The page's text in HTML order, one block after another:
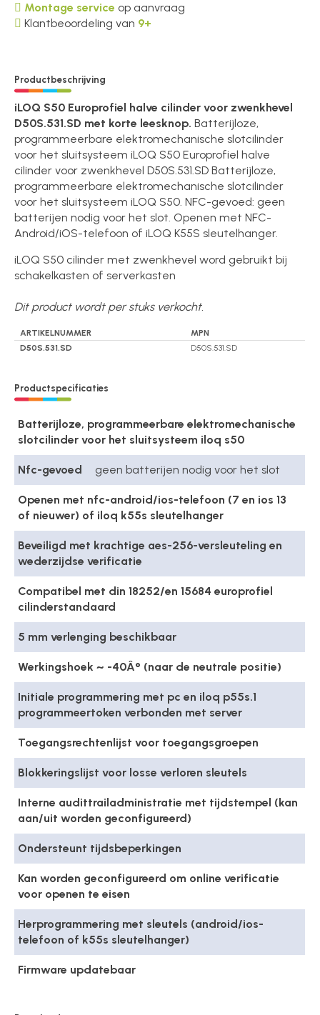
Montage service op aanvraag
Klantbeoordeling van 9+
Productbeschrijving
iLOQ S50 Europrofiel halve cilinder voor zwenkhevel
D50S.531.SD met korte leesknop. Batterijloze,
programmeerbare elektromechanische slotcilinder
voor het sluitsysteem iLOQ S50 Europrofiel halve
cilinder voor zwenkhevel D50S.531.SD Batterijloze,
programmeerbare elektromechanische slotcilinder
voor het sluitsysteem iLOQ S50. NFC-gevoed: geen
batterijen nodig voor het slot. Openen met NFC-
Android/iOS-telefoon of iLOQ K55S sleutelhanger.
iLOQ S50 cilinder met zwenkhevel word gebruikt bij
schakelkasten of serverkasten
Dit product wordt per stuks verkocht.
ARTIKELNUMMER
MPN
D50S.531.SD
D50S.531.SD
Productspecificaties
Batterijloze, programmeerbare elektromechanische
slotcilinder voor het sluitsysteem iloq s50
Nfc-gevoed geen batterijen nodig voor het slot
Openen met nfc-android/ios-telefoon (7 en ios 13
of nieuwer) of iloq k55s sleutelhanger
Beveiligd met krachtige aes-256-versleuteling en
wederzijdse verificatie
Compatibel met din 18252/en 15684 europrofiel
cilinderstandaard
5 mm verlenging beschikbaar
Werkingshoek ~ -40Â° (naar de neutrale positie)
Initiale programmering met pc en iloq p55s.1
programmeertoken verbonden met server
Toegangsrechtenlijst voor toegangsgroepen
Blokkeringslijst voor losse verloren sleutels
Interne audittrailadministratie met tijdstempel (kan
aan/uit worden geconfigureerd)
Ondersteunt tijdsbeperkingen
Kan worden geconfigureerd om online verificatie
voor openen te eisen
Herprogrammering met sleutels (android/ios-
telefoon of k55s sleutelhanger)
Firmware updatebaar